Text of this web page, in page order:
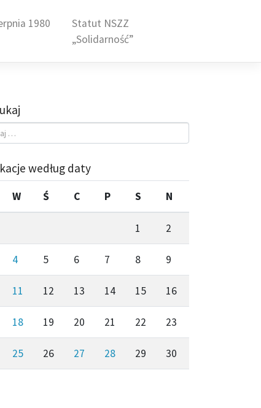
1980
Statut NSZZ
„Solidarność”
według daty
W Ś C P S N
1 2
4 5 6 7 8 9
11 12 13 14 15 16
18 19 20 21 22 23
25 26 27 28 29 30